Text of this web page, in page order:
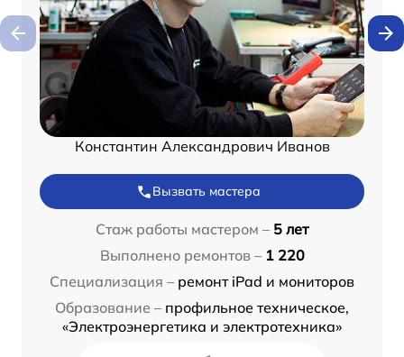
Константин Александрович Иванов
Вызвать мастера
Стаж работы мастером – 5 лет
Выполнено ремонтов – 1 220
Специализация – ремонт iPad и мониторов
Образование – профильное техническое,
«Электроэнергетика и электротехника»